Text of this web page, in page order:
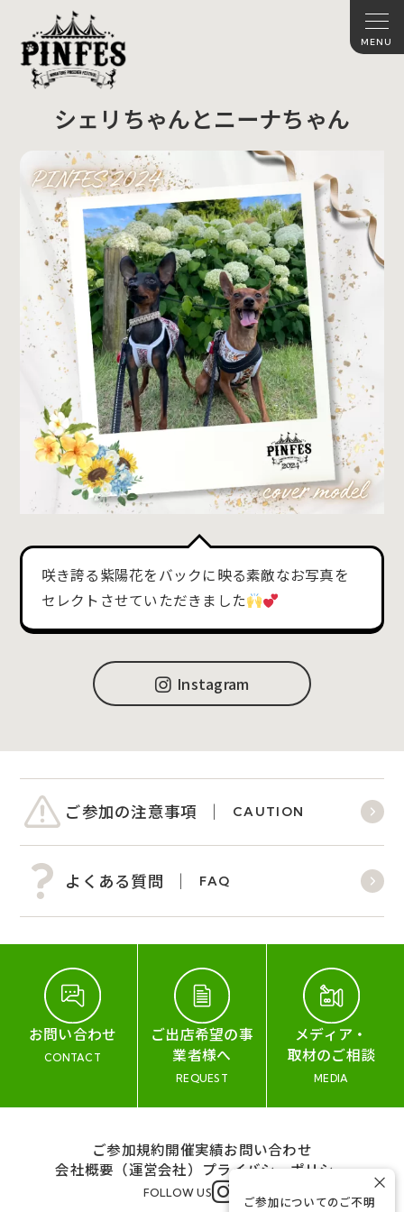
シェリちゃんとニーナちゃん
咲き誇る紫陽花をバックに映る素敵なお写真を
セレクトさせていただきました
Instagram
ご参加の注意事項 CAUTION
よくある質問 FAQ
お問い合わせ
CONTACT
ご出店希望の事
業者様へ
REQUEST
メディア・
取材のご相談
MEDIA
ご参加規約開催実績お問い合わせ
会社概要（運営会社） プライバシーポリシー
FOLLOW US
ご参加についてのご不明
×